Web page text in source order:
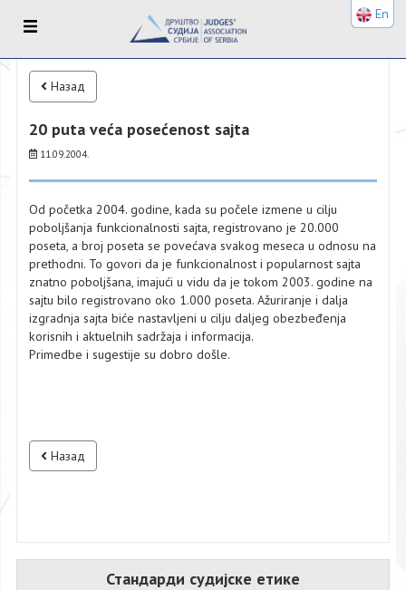
Назад
20 puta veća posećenost sajta
11.09.2004.
Od početka 2004. godine, kada su počele izmene u cilju
poboljšanja funkcionalnosti sajta, registrovano je 20.000
poseta, a broj poseta se povećava svakog meseca u odnosu na
prethodni. To govori da je funkcionalnost i popularnost sajta
znatno poboljšana, imajući u vidu da je tokom 2003. godine na
sajtu bilo registrovano oko 1.000 poseta. Ažuriranje i dalja
izgradnja sajta biće nastavljeni u cilju daljeg obezbeđenja
korisnih i aktuelnih sadržaja i informacija.
Primedbe i sugestije su dobro došle.
Назад
Стандарди судијске етике
En